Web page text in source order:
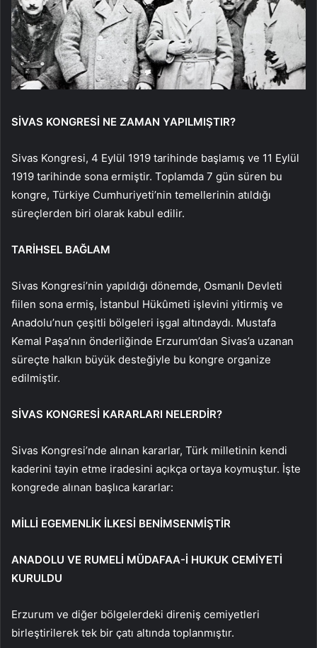
SİVAS KONGRESİ NE ZAMAN YAPILMIŞTIR?
Sivas Kongresi, 4 Eylül 1919 tarihinde başlamış ve 11 Eylül
1919 tarihinde sona ermiştir. Toplamda 7 gün süren bu
kongre, Türkiye Cumhuriyeti’nin temellerinin atıldığı
süreçlerden biri olarak kabul edilir.
TARİHSEL BAĞLAM
Sivas Kongresi’nin yapıldığı dönemde, Osmanlı Devleti
fiilen sona ermiş, İstanbul Hükûmeti işlevini yitirmiş ve
Anadolu’nun çeşitli bölgeleri işgal altındaydı. Mustafa
Kemal Paşa’nın önderliğinde Erzurum’dan Sivas’a uzanan
süreçte halkın büyük desteğiyle bu kongre organize
edilmiştir.
SİVAS KONGRESİ KARARLARI NELERDİR?
Sivas Kongresi’nde alınan kararlar, Türk milletinin kendi
kaderini tayin etme iradesini açıkça ortaya koymuştur. İşte
kongrede alınan başlıca kararlar:
MİLLİ EGEMENLİK İLKESİ BENİMSENMİŞTİR
ANADOLU VE RUMELİ MÜDAFAA-İ HUKUK CEMİYETİ
KURULDU
Erzurum ve diğer bölgelerdeki direniş cemiyetleri
birleştirilerek tek bir çatı altında toplanmıştır.